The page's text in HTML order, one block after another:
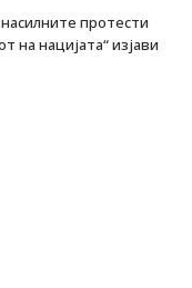
протести
на нацијата“ изјави